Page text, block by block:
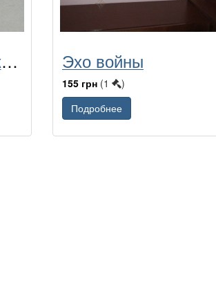
Грошик Руський (квартник) Эхо войны
155 грн (1
)
Подробнее